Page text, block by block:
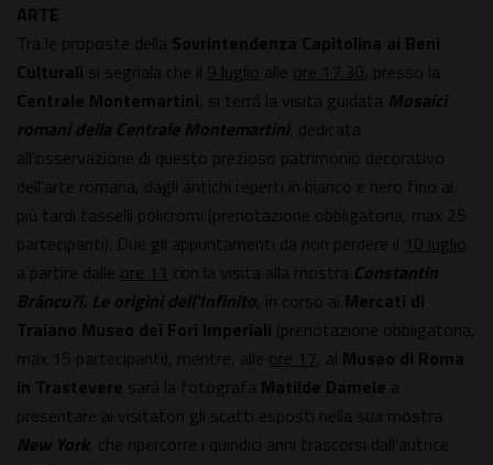
ARTE
Tra le proposte della Sovrintendenza Capitolina ai Beni
Culturali si segnala che il 9 luglio alle ore 17.30, presso la
Centrale Montemartini, si terrà la visita guidata Mosaici
romani della Centrale Montemartini, dedicata
all'osservazione di questo prezioso patrimonio decorativo
dell'arte romana, dagli antichi reperti in bianco e nero fino ai
più tardi tasselli policromi (prenotazione obbligatoria, max 25
partecipanti). Due gli appuntamenti da non perdere il 10 luglio
a partire dalle ore 11 con la visita alla mostra Constantin
Brâncu?i. Le origini dell'Infinito, in corso ai Mercati di
Traiano Museo dei Fori Imperiali (prenotazione obbligatoria,
max 15 partecipanti), mentre, alle ore 17, al Museo di Roma
in Trastevere sarà la fotografa Matilde Damele a
presentare ai visitatori gli scatti esposti nella sua mostra
New York, che ripercorre i quindici anni trascorsi dall'autrice